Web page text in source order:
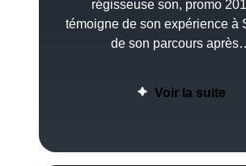
régisseuse son, promo
témoigne de son expérience à
de son parcours
Voir la suite